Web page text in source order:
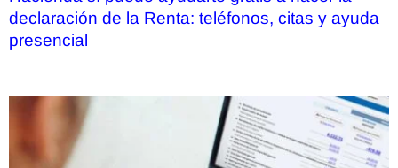
declaración de la Renta: teléfonos, citas y ayuda
presencial